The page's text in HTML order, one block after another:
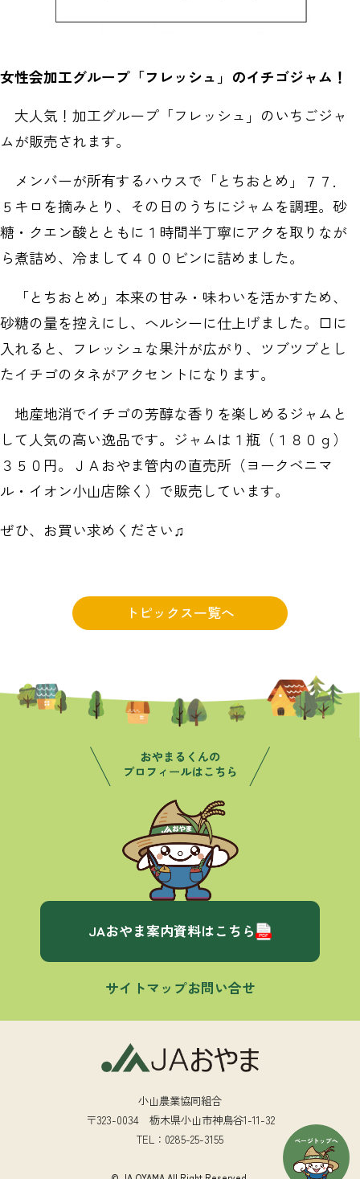
女性会加工グループ「フレッシュ」のイチゴジャム！
大人気！加工グループ「フレッシュ」のいちごジャ
ムが販売されます。
メンバーが所有するハウスで「とちおとめ」７７．
５キロを摘みとり、その日のうちにジャムを調理。砂
糖・クエン酸とともに１時間半丁寧にアクを取りなが
ら煮詰め、冷まして４００ビンに詰めました。
「とちおとめ」本来の甘み・味わいを活かすため、
砂糖の量を控えにし、ヘルシーに仕上げました。口に
入れると、フレッシュな果汁が広がり、ツブツブとし
たイチゴのタネがアクセントになります。
地産地消でイチゴの芳醇な香りを楽しめるジャムと
して人気の高い逸品です。ジャムは１瓶（１８０ｇ）
３５０円。ＪＡおやま管内の直売所（ヨークベニマ
ル・イオン小山店除く）で販売しています。
ぜひ、お買い求めください♫
トピックス一覧へ
JAおやま案内資料はこちら
サイトマップお問い合せ
小山農業協同組合
〒323-0034 栃木県小山市神鳥谷1-11-32
TEL：0285-25-3155